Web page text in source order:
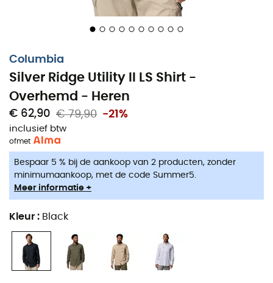
Columbia
Silver Ridge Utility II LS Shirt -
Overhemd - Heren
€ 62,90 € 79,90 -21%
inclusief btw
ofmet
Bespaar 5 % bij de aankoop van 2 producten, zonder
minimumaankoop, met de code Summer5.
Meer informatie +
Kleur : Black